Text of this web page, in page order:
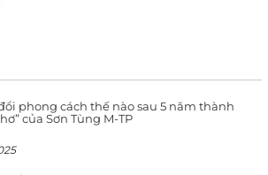
phong cách thế nào sau 5 năm thành
của Sơn Tùng M-TP